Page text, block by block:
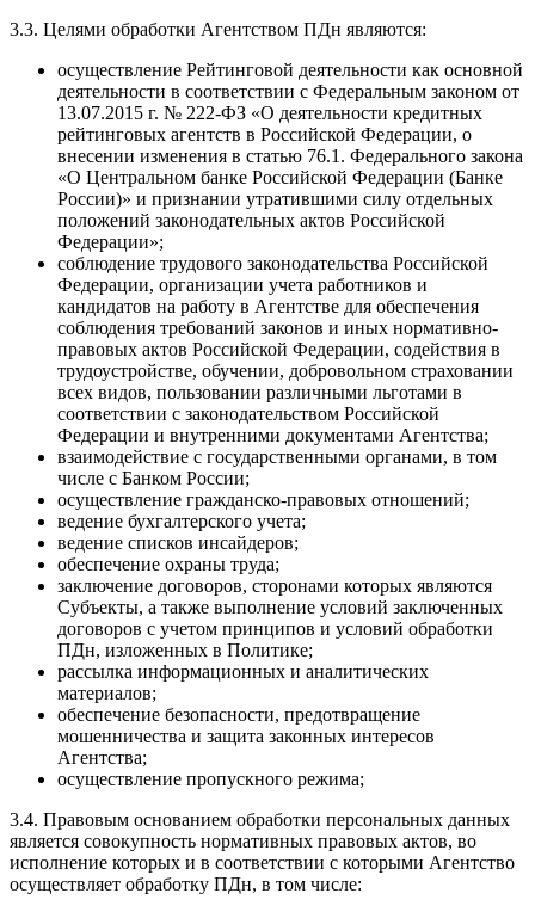
3.3. Целями обработки Агентством ПДн являются:
осуществление Рейтинговой деятельности как основной
деятельности в соответствии с Федеральным законом от
13.07.2015 г. № 222-ФЗ «О деятельности кредитных
рейтинговых агентств в Российской Федерации, о
внесении изменения в статью 76.1. Федерального закона
«О Центральном банке Российской Федерации (Банке
России)» и признании утратившими силу отдельных
положений законодательных актов Российской
Федерации»;
соблюдение трудового законодательства Российской
Федерации, организации учета работников и
кандидатов на работу в Агентстве для обеспечения
соблюдения требований законов и иных нормативно-
правовых актов Российской Федерации, содействия в
трудоустройстве, обучении, добровольном страховании
всех видов, пользовании различными льготами в
соответствии с законодательством Российской
Федерации и внутренними документами Агентства;
взаимодействие с государственными органами, в том
числе с Банком России;
осуществление гражданско-правовых отношений;
ведение бухгалтерского учета;
ведение списков инсайдеров;
обеспечение охраны труда;
заключение договоров, сторонами которых являются
Субъекты, а также выполнение условий заключенных
договоров с учетом принципов и условий обработки
ПДн, изложенных в Политике;
рассылка информационных и аналитических
материалов;
обеспечение безопасности, предотвращение
мошенничества и защита законных интересов
Агентства;
осуществление пропускного режима;
3.4. Правовым основанием обработки персональных данных
является совокупность нормативных правовых актов, во
исполнение которых и в соответствии с которыми Агентство
осуществляет обработку ПДн, в том числе: